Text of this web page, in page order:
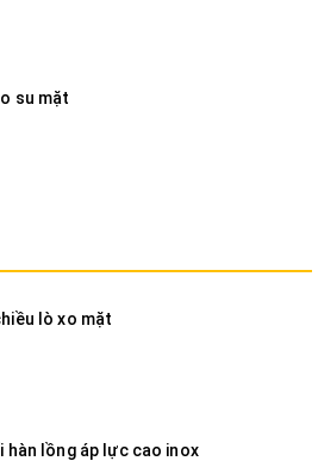
su mặt
lò xo mặt
hàn lồng áp lực cao inox